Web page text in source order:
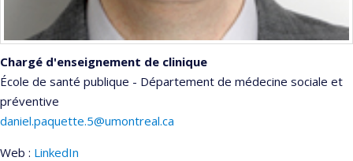
Chargé d'enseignement de clinique
École de santé publique - Département de médecine sociale et
préventive
daniel.paquette.5@umontreal.ca
Web : LinkedIn